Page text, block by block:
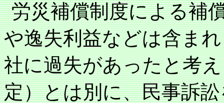
労災補償制度による補
や逸失利益などは含ま
社に過失があったと考
定）とは別に、民事訴